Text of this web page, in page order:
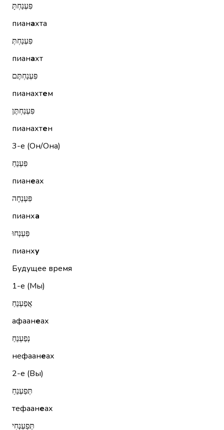
פִּעְנַחְתָּ
пианахта
פִּעְנַחְתְּ
пианахт
פִּעְנַחְתֶּם
пианахтем
פִּעְנַחְתֶּן
пианахтен
3-е (Он/Она)
פִּעְנֵחַ
пианеах
פִּעְנְחָה
пианха
פִּעְנְחוּ
пианху
Будущее время
1-е (Мы)
אֲפַעְנֵחַ
афаанеах
נְפַעְנֵחַ
нефаанеах
2-е (Вы)
תְּפַעְנֵחַ
тефаанеах
תְּפַעְנְחִי